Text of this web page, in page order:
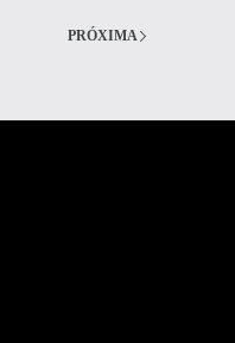
PRÓXIMA